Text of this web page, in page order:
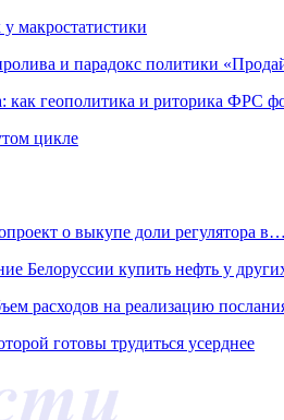
макростатистики
и парадокс политики
как геополитика и риторика ФРС
цикле
о выкупе доли регулятора в…
Белоруссии купить нефть у
расходов на реализацию
готовы трудиться усерднее